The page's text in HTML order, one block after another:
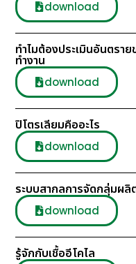
download
ทำไมต้องประเมินอันตรา
ทำงาน
download
ปิโตรเลียมคืออะไร
download
ระบบสากลการจัดกลุ่มผ
download
รู้จักกับเชื้ออีโคไล